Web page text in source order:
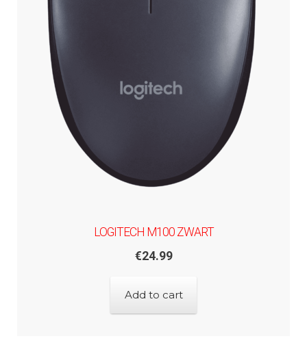
LOGITECH M100 ZWART
€24.99
Add to cart